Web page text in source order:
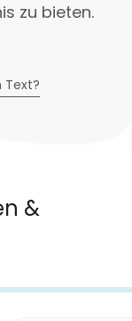
zu bieten.
Text?